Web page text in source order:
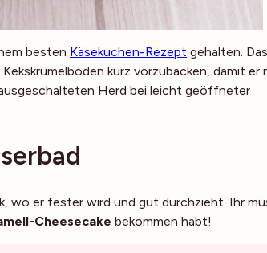
besten Käsekuchen-Rezept gehalten. Das
kurz vorzubacken, damit er
Herd bei leicht geöffneter
wo er fester wird und gut durchzieht. Ihr
Cheesecake bekommen habt!